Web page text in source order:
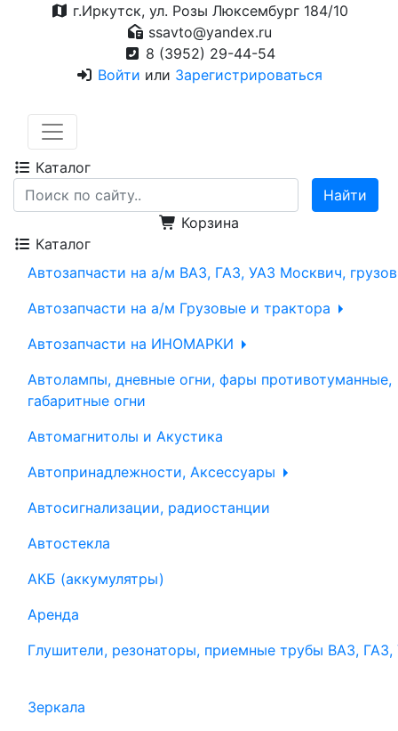
г.Иркутск, ул. Розы Люксембург 184/10
ssavto@yandex.ru
8 (3952) 29-44-54
Войти или Зарегистрироваться
Каталог
Корзина
Каталог
Автозапчасти на а/м ВАЗ, ГАЗ, УАЗ Москвич,
Автозапчасти на а/м Грузовые и трактора
Автозапчасти на ИНОМАРКИ
Автолампы, дневные огни, фары противотуманные,
габаритные огни
Автомагнитолы и Акустика
Автопринадлежности, Аксессуары
Автосигнализации, радиостанции
Автостекла
АКБ (аккумулятры)
Аренда
Глушители, резонаторы, приемные трубы ВАЗ, ГАЗ,
Зеркала